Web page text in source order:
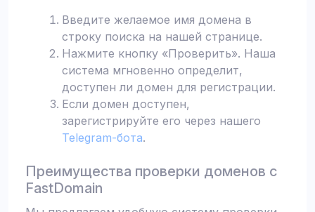
Введите желаемое имя домена в
строку поиска на нашей странице.
Нажмите кнопку «Проверить». Наша
система мгновенно определит,
доступен ли домен для регистрации.
Если домен доступен,
зарегистрируйте его через нашего
Telegram-бота.
Преимущества проверки доменов с
FastDomain